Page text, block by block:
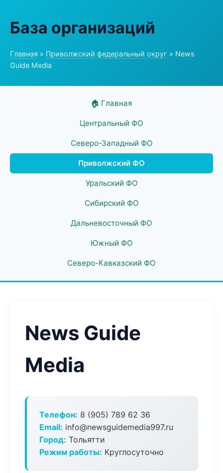
База организаций
Главная » Приволжский федеральный округ » News
Guide Media
🏠 Главная
Центральный ФО
Северо-Западный ФО
Приволжский ФО
Уральский ФО
Сибирский ФО
Дальневосточный ФО
Южный ФО
Северо-Кавказский ФО
News Guide
Media
Телефон: 8 (905) 789 62 36
Email: info@newsguidemedia997.ru
Город: Тольятти
Режим работы: Круглосуточно